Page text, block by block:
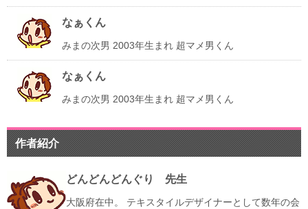
なぁくん
みまの次男 2003年生まれ 超マメ男くん
なぁくん
みまの次男 2003年生まれ 超マメ男くん
作者紹介
どんどんどんぐり 先生
大阪府在中。
テキスタイルデザイナーとして数年の会